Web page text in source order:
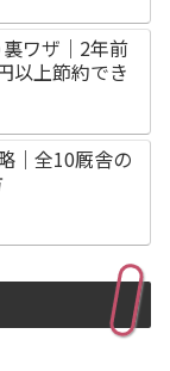
ワザ｜2年前
以上節約でき
｜全10厩舎の